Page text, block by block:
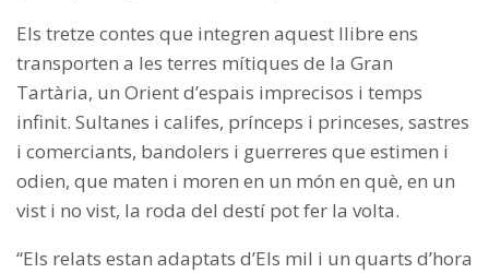
Els tretze contes que integren aquest llibre ens
transporten a les terres mítiques de la Gran
Tartària, un Orient d’espais imprecisos i temps
infinit. Sultanes i califes, prínceps i princeses, sastres
i comerciants, bandolers i guerreres que estimen i
odien, que maten i moren en un món en què, en un
vist i no vist, la roda del destí pot fer la volta.
“Els relats estan adaptats d’Els mil i un quarts d’hora